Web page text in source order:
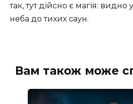
так, тут дійсно є магія: видно
неба до тихих саун.
Вам також може